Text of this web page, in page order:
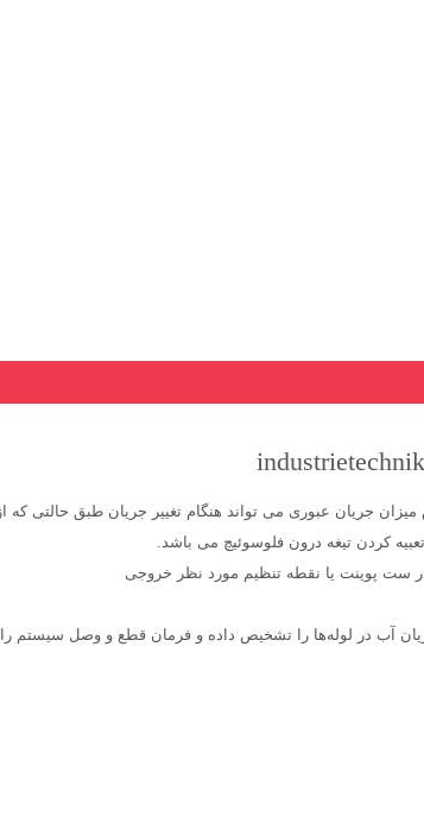
جریان عبوری می تواند هنگام تغییر جریان طبق حالتی
کردن تیغه درون فلوسوئیچ می باشد.
ست پوینت یا نقطه تنظیم مورد نظر خروجی
آب در لوله‌ها را تشخیص داده و فرمان قطع و وصل سیستم